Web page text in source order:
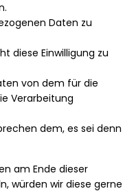
Daten zu
diese Einwilligung zu
von dem für die
Verarbeitung
dem, es sei denn
am Ende dieser
würden wir diese gerne